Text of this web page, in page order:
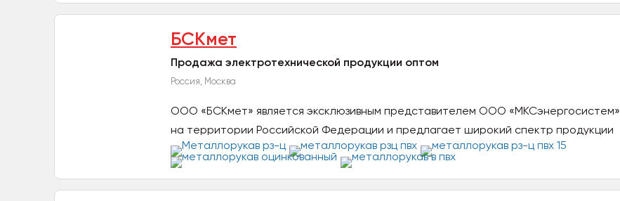
БСКмет
Продажа электротехнической продукции оптом
Россия, Москва
ООО «БСКмет» является эксклюзивным представителем ООО «МКСэнергосистем»
на территории Российской Федерации и предлагает широкий спектр продукции
для...